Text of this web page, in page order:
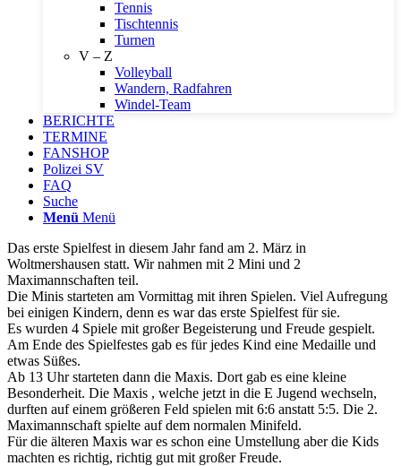
Tennis
Tischtennis
Turnen
V – Z
Volleyball
Wandern, Radfahren
Windel-Team
BERICHTE
TERMINE
FANSHOP
Polizei SV
FAQ
Suche
Menü Menü
Das erste Spielfest in diesem Jahr fand am 2. März in
Woltmershausen statt. Wir nahmen mit 2 Mini und 2
Maximannschaften teil.
Die Minis starteten am Vormittag mit ihren Spielen. Viel Aufregung
bei einigen Kindern, denn es war das erste Spielfest für sie.
Es wurden 4 Spiele mit großer Begeisterung und Freude gespielt.
Am Ende des Spielfestes gab es für jedes Kind eine Medaille und
etwas Süßes.
Ab 13 Uhr starteten dann die Maxis. Dort gab es eine kleine
Besonderheit. Die Maxis , welche jetzt in die E Jugend wechseln,
durften auf einem größeren Feld spielen mit 6:6 anstatt 5:5. Die 2.
Maximannschaft spielte auf dem normalen Minifeld.
Für die älteren Maxis war es schon eine Umstellung aber die Kids
machten es richtig, richtig gut mit großer Freude.